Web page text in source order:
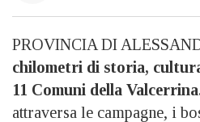
PROVINCIA DI
chilometri di storia,
11 Comuni della
attraversa le campagne, i